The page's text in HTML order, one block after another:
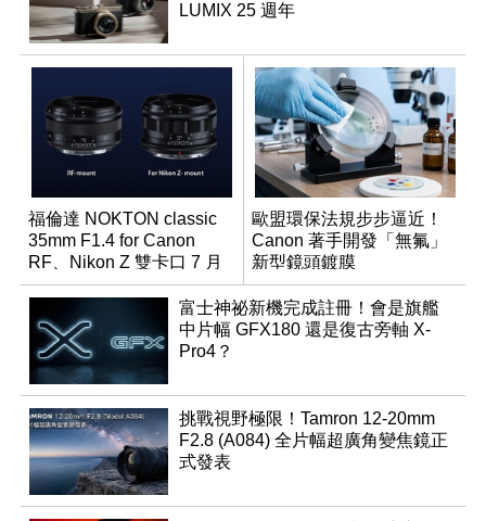
LUMIX 25 週年
福倫達 NOKTON classic
35mm F1.4 for Canon
RF、Nikon Z 雙卡口 7 月
同步登台
歐盟環保法規步步逼近！
Canon 著手開發「無氟」
新型鏡頭鍍膜
富士神祕新機完成註冊！會是旗艦
中片幅 GFX180 還是復古旁軸 X-
Pro4？
挑戰視野極限！Tamron 12-20mm
F2.8 (A084) 全片幅超廣角變焦鏡正
式發表